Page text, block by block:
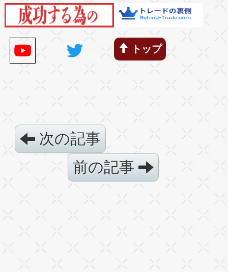
トップ
次の記事
前の記事